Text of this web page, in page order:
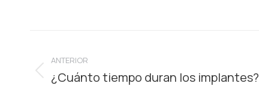
entre
ANTERIOR
Publicación
¿Cuánto tiempo duran los implantes?